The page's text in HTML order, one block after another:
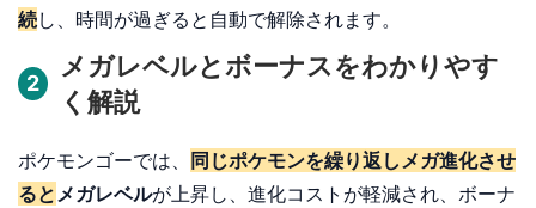
続し、時間が過ぎると自動で解除されます。
2
メガレベルとボーナスをわかりやす
く解説
ポケモンゴーでは、
同じポケモンを繰り返しメガ進化させ
るとメガレベルが上昇し、進化コストが軽減され、ボーナ